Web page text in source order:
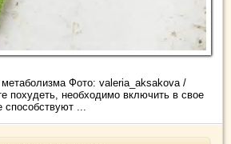
Фото: valeria_aksakova /
похудеть, необходимо включить в свое
...